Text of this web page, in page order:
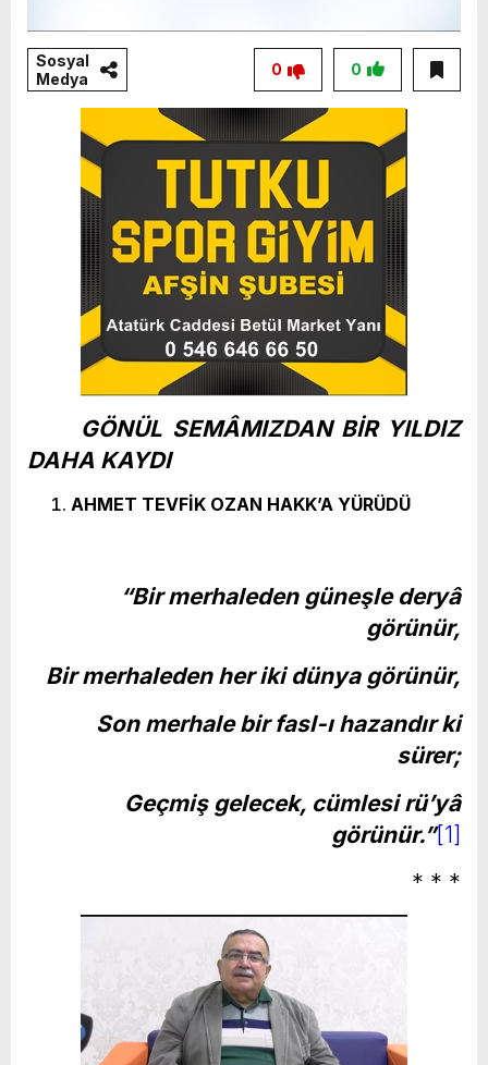
Sosyal
Medya
0
0
GÖNÜL SEMÂMIZDAN BİR YILDIZ
DAHA KAYDI
AHMET TEVFİK OZAN HAKK’A YÜRÜDÜ
“Bir merhaleden güneşle deryâ
görünür,
Bir merhaleden her iki dünya görünür,
Son merhale bir fasl-ı hazandır ki
sürer;
Geçmiş gelecek, cümlesi rü’yâ
görünür.”[1]
* * *